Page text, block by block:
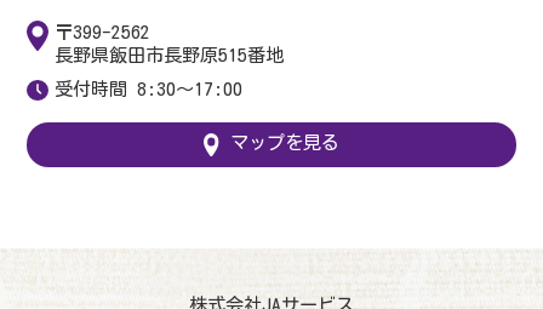
〒399-2562
長野県飯田市長野原515番地
受付時間 8:30〜17:00
マップを見る
株式会社JAサービス